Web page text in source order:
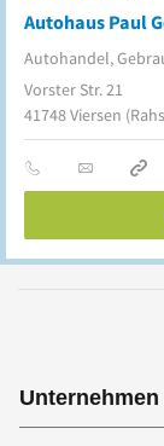
Autohaus Paul
Autohandel,
Vorster Str. 21
41748Viersen
Unternehmen